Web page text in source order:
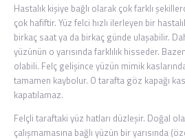
Hastalık kişiye bağlı olarak çok farklı
çok hafiftir. Yüz felci hızlı ilerleyen bir
birkaç saat ya da birkaç günde ulaşabilir.
yüzünün o yarısında farklılık hisseder.
olabili. Felç gelişince yüzün mimik
tamamen kaybolur. O tarafta göz kapağı
kapatılamaz.
Felçli taraftaki yüz hatları düzleşir. Doğal
çalışmamasına bağlı yüzün bir yarısında